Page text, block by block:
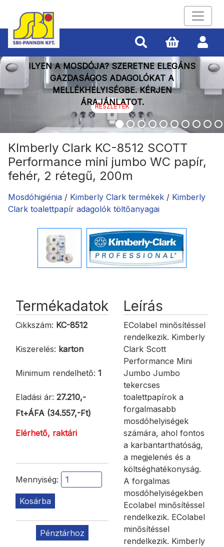
ILYEN A MOSDÓJA? SZERETNE ELEGÁNS
GAZDASÁGOS ADAGOLÓKAT A
MELLÉKHELYISÉGBE. KÉRJEN
ÁRAJÁNLATOT.
RÉSZLETEK
KImberly Clark KC-8512 SCOTT
Performance mini jumbo WC papír,
fehér, 2 rétegű, 200m
Mosdóhigiénia / Kimberly Clark termékek / Kimberly
Clark toalettpapír adagolók töltőanyagai
Termékadatok
Cikkszám: KC-8512
Kiszerelés: karton
Minimum rendelhető: 1
Eladási ár: 27.210,-
Ft+ÁFA (34.557,-Ft)
Elérhető, raktári
Mennyiség:
Kosárba
Pénztárhoz
Leírás
EColabel minősítéssel
rendelkezik. Kimberly
Clark Scott
Performance Mini
Jumbo Jumbo
tekercses
toalettpapírok a
forgalmasabb
mosdóhelyiségek
számára, ahol fontos
a karbantarthatóság,
a megjelenés és a
költséghatékonyság.
A forgalmas
mosdóhelyiségekben
Ecolabel minősítéssel
rendelkezik. EColabel
minősítéssel
rendelkezik. Kimberly